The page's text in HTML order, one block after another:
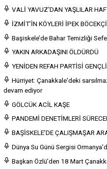
VALİ YAVUZ'DAN YAŞLILAR
İZMİT’İN KÖYLERİ İPEK
Başiskele’de Bahar Temizliği
YAKIN ARKADAŞINI ÖLDÜRDÜ
YENİDEN REFAH PARTİSİ
Hürriyet: Çanakkale'deki
devam ediyor
GÖLCÜK ACİL KAŞE
PANDEMİ DENETİMLERİ
BAŞİSKELE’DE ÇALIŞMAŞAR
Dünya Su Günü Sergisi
Başkan Özlü’den 18 Mart